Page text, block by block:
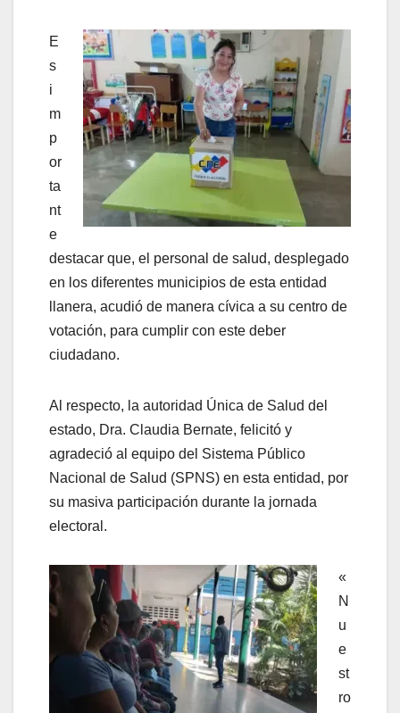
E
s
i
m
p
or
ta
nt
e
destacar que, el personal de salud, desplegado
en los diferentes municipios de esta entidad
llanera, acudió de manera cívica a su centro de
votación, para cumplir con este deber
ciudadano.
Al respecto, la autoridad Única de Salud del
estado, Dra. Claudia Bernate, felicitó y
agradeció al equipo del Sistema Público
Nacional de Salud (SPNS) en esta entidad, por
su masiva participación durante la jornada
electoral.
«
N
u
e
st
ro